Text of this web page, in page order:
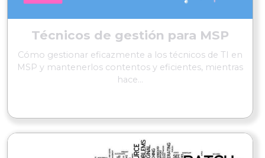
Técnicos de gestión para MSP
Cómo gestionar eficazmente a los técnicos de TI en
MSP y mantenerlos contentos y eficientes, mientras
hace...